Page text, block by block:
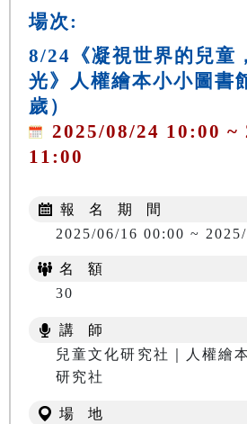
場次:
8/24《凝視世界的兒童
光》人權繪本小小圖書
歲）
2025/08/24 10:00 ~
11:00
報 名 期 間
2025/06/16 00:00 ~
名 額
30
講 師
兒童文化研究社｜人權繪
研究社
場 地